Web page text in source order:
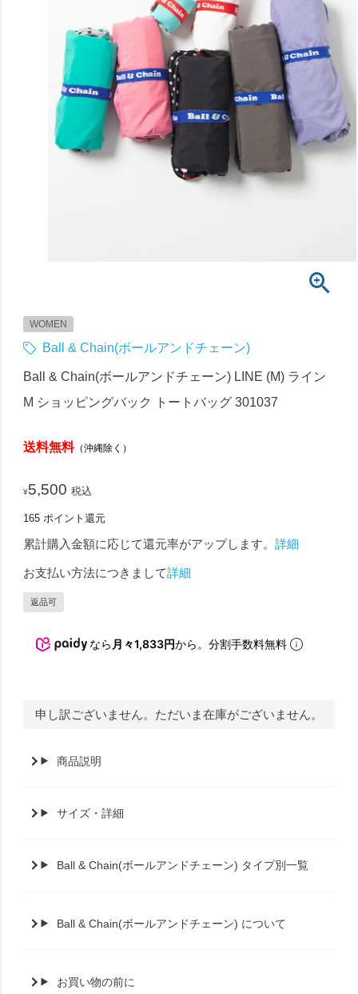
WOMEN
Ball & Chain(ボールアンドチェーン)
Ball & Chain(ボールアンドチェーン) LINE (M) ライン
M ショッピングバック トートバッグ 301037
送料無料（沖縄除く）
¥5,500 税込
165 ポイント還元
累計購入金額に応じて還元率がアップします。詳細
お支払い方法につきまして詳細
返品可
なら 月々1,833円から。分割手数料無料
申し訳ございません。ただいま在庫がございません。
商品説明
サイズ・詳細
Ball & Chain(ボールアンドチェーン) タイプ別一覧
Ball & Chain(ボールアンドチェーン) について
お買い物の前に